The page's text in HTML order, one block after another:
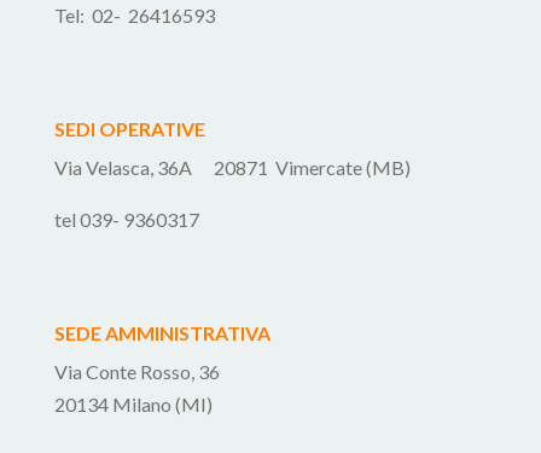
Tel: 02- 26416593
SEDI OPERATIVE
Via Velasca, 36A 20871 Vimercate (MB)
tel 039- 9360317
SEDE AMMINISTRATIVA
Via Conte Rosso, 36
20134 Milano (MI)